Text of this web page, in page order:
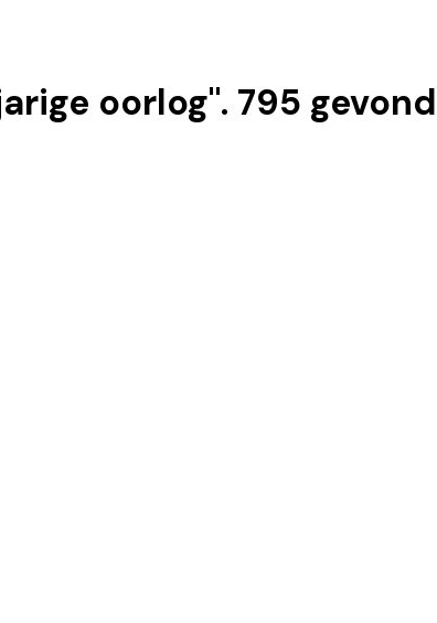
oorlog". 795